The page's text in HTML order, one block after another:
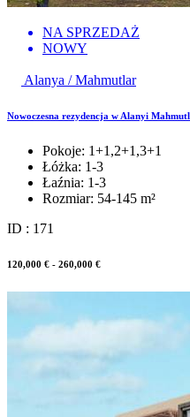
NA SPRZEDAŻ
NOWY
Alanya / Mahmutlar
Nowoczesna rezydencja w Alanyi
Pokoje: 1+1,2+1,3+1
Łóżka: 1-3
Łaźnia: 1-3
Rozmiar: 54-145 m²
ID : 171
120,000 € - 260,000 €